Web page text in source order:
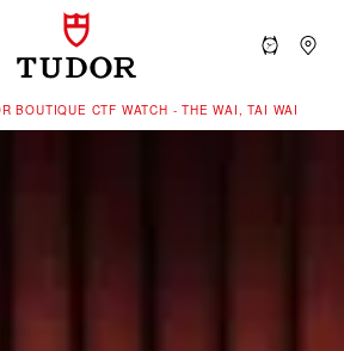
BOUTIQUE CTF WATCH - THE WAI, TAI WAI‬